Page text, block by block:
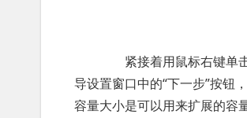
紧接着用鼠标右键单击
导设置窗口中的“下一步”按钮
容量大小是可以用来扩展的容